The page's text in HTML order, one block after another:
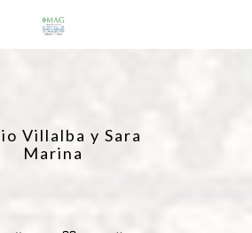
Villalba y Sara
Marina